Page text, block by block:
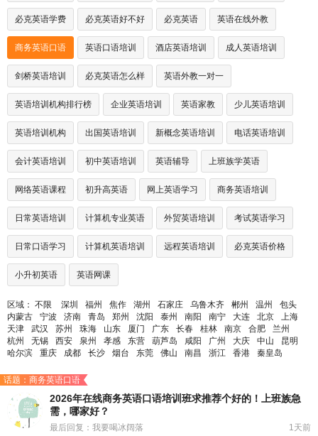
必克英语学费 必克英语好不好 必克英语 英语在线外教
商务英语口语 英语口语培训 酒店英语培训 成人英语培训
剑桥英语培训 必克英语怎么样 英语外教一对一
英语培训机构排行榜 企业英语培训 英语家教 少儿英语培训
英语培训机构 出国英语培训 新概念英语培训 电话英语培训
会计英语培训 初中英语培训 英语辅导 上班族学英语
网络英语课程 初升高英语 网上英语学习 商务英语培训
日常英语培训 计算机专业英语 外贸英语培训 考试英语学习
日常口语学习 计算机英语培训 远程英语培训 必克英语价格
小升初英语 英语网课
区域： 不限 深圳 福州 焦作 湖州 石家庄 乌鲁木齐 郴州 温州
包头
内蒙古
宁波 济南 青岛 郑州 沈阳 泰州 南阳 南宁 大连 北京
上海
天津
武汉 苏州 珠海 山东 厦门 广东 长春 桂林 南京 合肥
兰州
杭州
无锡 西安 泉州 孝感 东营 葫芦岛 咸阳 广州 大庆 中山
昆明
哈尔滨
重庆 成都 长沙 烟台 东莞 佛山 南昌 浙江 香港 秦皇岛
话题：商务英语口语
2026年在线商务英语口语培训班求推荐个好的！上班族急
需，哪家好？
最后回复：我要喝冰阔落 1天前